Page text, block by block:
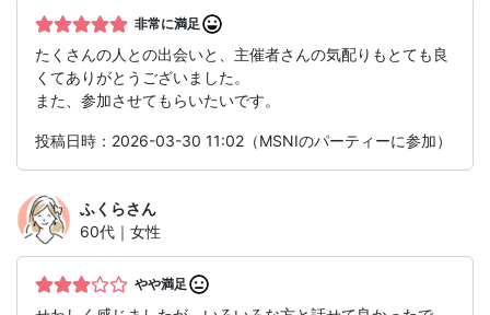
非常に満足
たくさんの人との出会いと、主催者さんの気配りもとても良
くてありがとうございました。
また、参加させてもらいたいです。
投稿日時：2026-03-30 11:02（MSNIのパーティーに参加）
ふくらさん
60代｜女性
やや満足